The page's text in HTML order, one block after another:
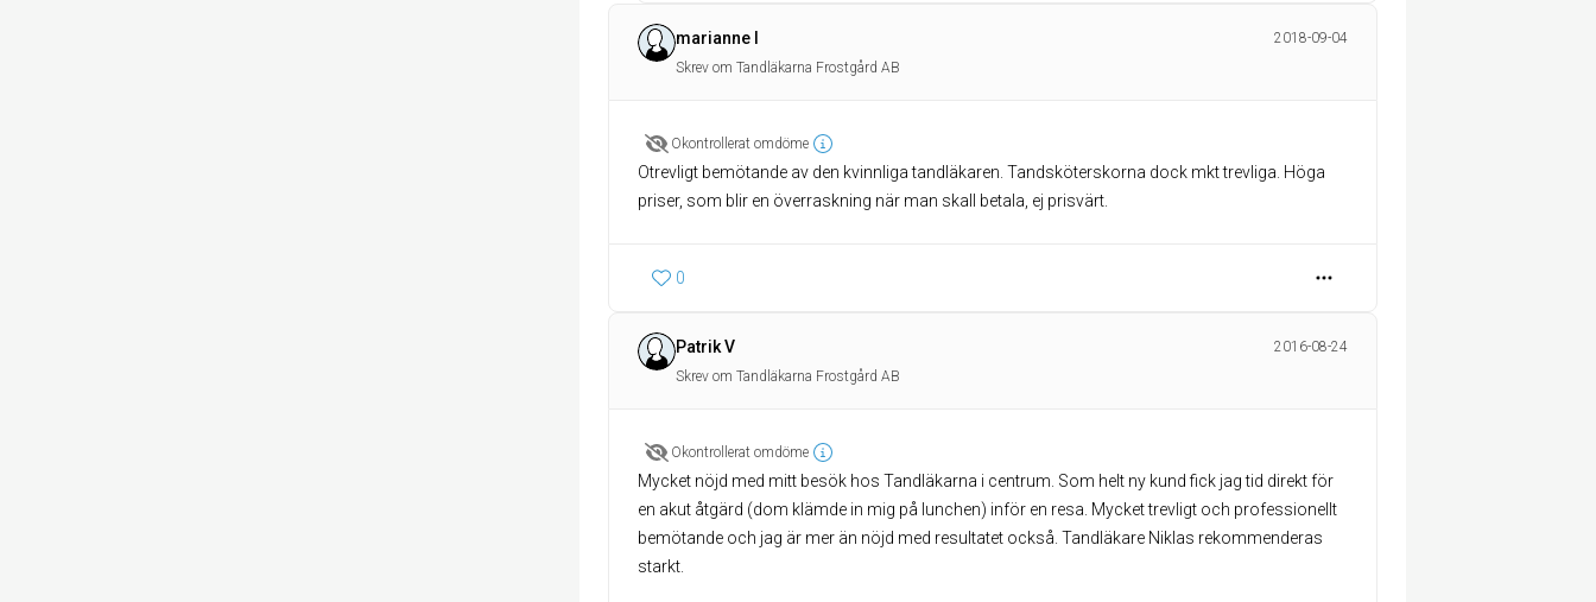
marianne l
2018-09-04
Skrev om Tandläkarna Frostgård AB
Okontrollerat omdöme
Otrevligt bemötande av den kvinnliga tandläkaren. Tandsköterskorna dock mkt trevliga. Höga
priser, som blir en överraskning när man skall betala, ej prisvärt.
0
Patrik V
2016-08-24
Skrev om Tandläkarna Frostgård AB
Okontrollerat omdöme
Mycket nöjd med mitt besök hos Tandläkarna i centrum. Som helt ny kund fick jag tid direkt för
en akut åtgärd (dom klämde in mig på lunchen) inför en resa. Mycket trevligt och professionellt
bemötande och jag är mer än nöjd med resultatet också. Tandläkare Niklas rekommenderas
starkt.